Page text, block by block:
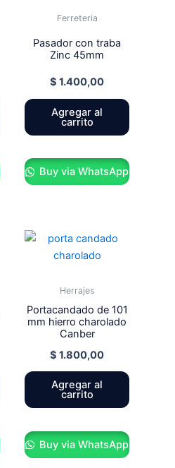
Ferreteria
Pasador con traba
Zinc 45mm
$ 1.400,00
Agregar al
carrito
Buy via WhatsApp
Herrajes
Portacandado de 101
mm hierro charolado
Canber
$ 1.800,00
Agregar al
carrito
Buy via WhatsApp